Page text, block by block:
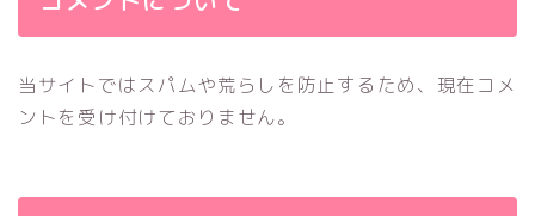
当サイトではスパムや荒らしを防止するため、現在コメ
ントを受け付けておりません。